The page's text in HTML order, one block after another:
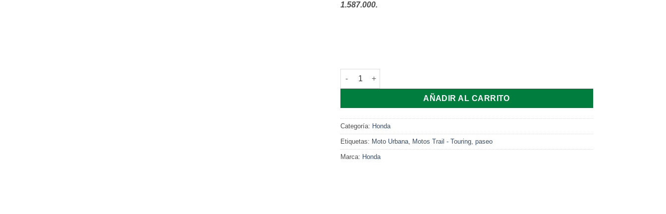
1.587.000.
Honda XRE 300 Sahara 2025 cantidad
AÑADIR AL CARRITO
Categoría: Honda
Etiquetas: Moto Urbana Motos Trail - Touring paseo
Marca: Honda